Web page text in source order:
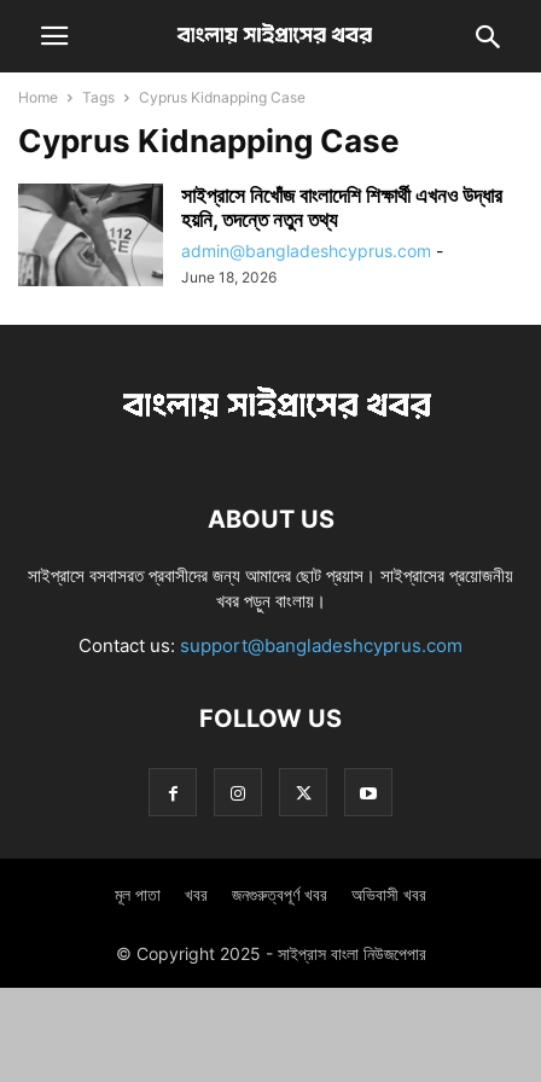
Home Tags Cyprus Kidnapping Case
Cyprus Kidnapping Case
সাইপ্রাসে নিখোঁজ বাংলাদেশি শিক্ষার্থী এখনও উদ্ধার
হয়নি, তদন্তে নতুন তথ্য
admin@bangladeshcyprus.com -
June 18, 2026
ABOUT US
সাইপ্রাসে বসবাসরত প্রবাসীদের জন্য আমাদের ছোট প্রয়াস। সাইপ্রাসের প্রয়োজনীয়
খবর পড়ুন বাংলায়।
Contact us: support@bangladeshcyprus.com
FOLLOW US
মূল পাতা খবর জনগুরুত্বপূর্ণ খবর অভিবাসী খবর
© Copyright 2025 - সাইপ্রাস বাংলা নিউজপেপার